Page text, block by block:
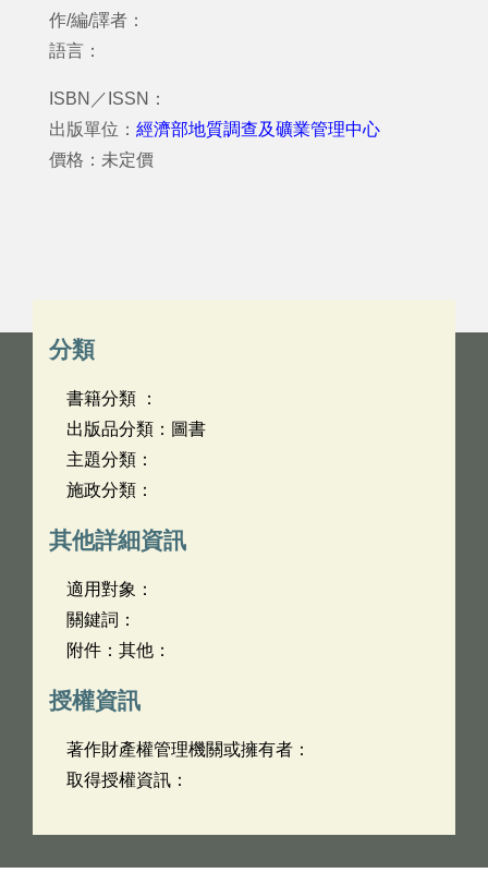
作/編/譯者：
語言：
ISBN／ISSN：
出版單位： 經濟部地質調查及礦業管理中心
價格：未定價
分類
書籍分類 ：
出版品分類：圖書
主題分類：
施政分類：
其他詳細資訊
適用對象：
關鍵詞：
附件：其他：
授權資訊
著作財產權管理機關或擁有者：
取得授權資訊：